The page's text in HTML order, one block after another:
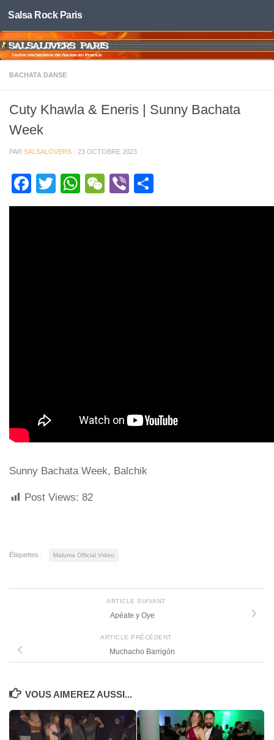
Skip to content
Salsa Rock Paris
BACHATA DANSE
Cuty Khawla & Eneris | Sunny Bachata
Week
PAR SALSALOVERS · 23 OCTOBRE 2023
Facebook
TwitterWhatsApp
WeChat
Viber
Sunny Bachata Week, Balchik
Post Views: 82
Étiquettes : Maluma Official Video
ARTICLE SUIVANT
Apéate y Oye
ARTICLE PRÉCÉDENT
Muchacho Barrigón
VOUS AIMEREZ AUSSI...